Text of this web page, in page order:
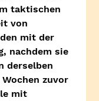
taktischen
von
mit der
nachdem sie
derselben
zuvor
mit